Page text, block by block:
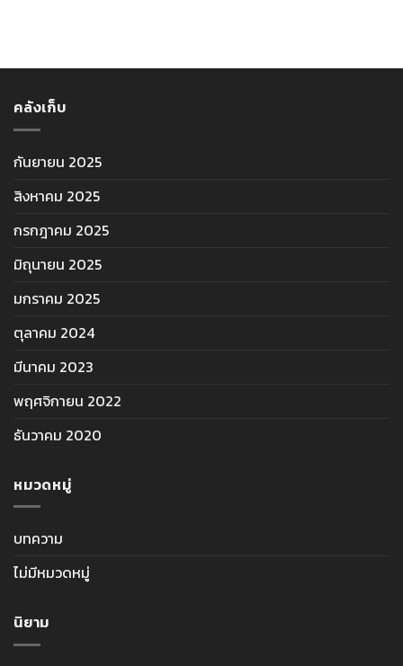
คลังเก็บ
กันยายน 2025
สิงหาคม 2025
กรกฎาคม 2025
มิถุนายน 2025
มกราคม 2025
ตุลาคม 2024
มีนาคม 2023
พฤศจิกายน 2022
ธันวาคม 2020
หมวดหมู่
บทความ
ไม่มีหมวดหมู่
นิยาม